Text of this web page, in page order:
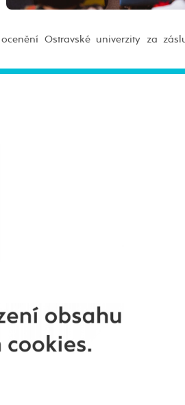
Ostravské univerzity za